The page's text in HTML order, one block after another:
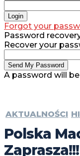
Forgot your
Password
Recover your
A password will
AKTUALNOŚCI
Polska
Zaprasza!!!